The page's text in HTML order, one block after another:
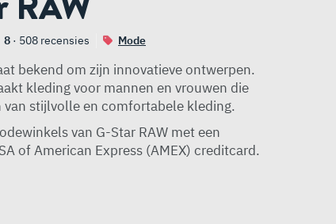
8 · 508 recensies Mode
bekend om zijn innovatieve ontwerpen.
kleding voor mannen en vrouwen die
van stijlvolle en comfortabele kleding.
van G-Star RAW met een
of American Express (AMEX) creditcard.